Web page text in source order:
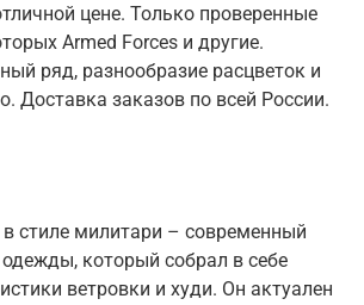
цене. Только проверенные
Armed Forces и другие.
ряд, разнообразие расцветок и
Доставка заказов по всей России.
стиле милитари – современный
который собрал в себе
ветровки и худи. Он актуален